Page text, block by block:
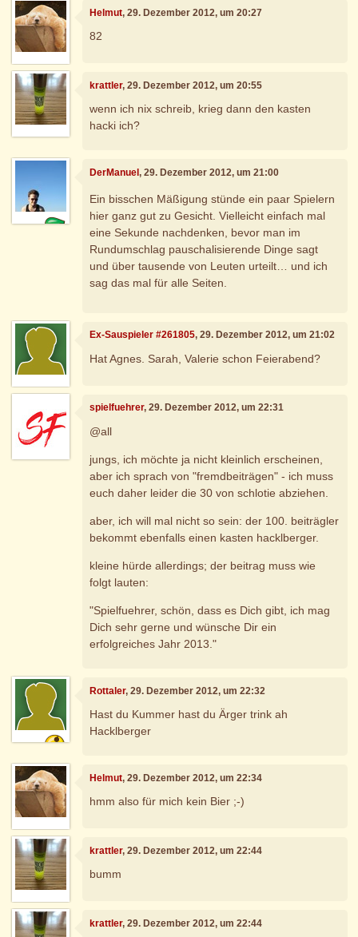
Helmut, 29. Dezember 2012, um 20:27
82
krattler, 29. Dezember 2012, um 20:55
wenn ich nix schreib, krieg dann den kasten
hacki ich?
DerManuel, 29. Dezember 2012, um 21:00
Ein bisschen Mäßigung stünde ein paar Spielern
hier ganz gut zu Gesicht. Vielleicht einfach mal
eine Sekunde nachdenken, bevor man im
Rundumschlag pauschalisierende Dinge sagt
und über tausende von Leuten urteilt… und ich
sag das mal für alle Seiten.
Ex-Sauspieler #261805, 29. Dezember 2012, um 21:02
Hat Agnes. Sarah, Valerie schon Feierabend?
spielfuehrer, 29. Dezember 2012, um 22:31
@all
jungs, ich möchte ja nicht kleinlich erscheinen,
aber ich sprach von "fremdbeiträgen" - ich muss
euch daher leider die 30 von schlotie abziehen.
aber, ich will mal nicht so sein: der 100. beiträgler
bekommt ebenfalls einen kasten hacklberger.
kleine hürde allerdings; der beitrag muss wie
folgt lauten:
"Spielfuehrer, schön, dass es Dich gibt, ich mag
Dich sehr gerne und wünsche Dir ein
erfolgreiches Jahr 2013."
Rottaler, 29. Dezember 2012, um 22:32
Hast du Kummer hast du Ärger trink ah
Hacklberger
Helmut, 29. Dezember 2012, um 22:34
hmm also für mich kein Bier ;-)
krattler, 29. Dezember 2012, um 22:44
bumm
krattler, 29. Dezember 2012, um 22:44